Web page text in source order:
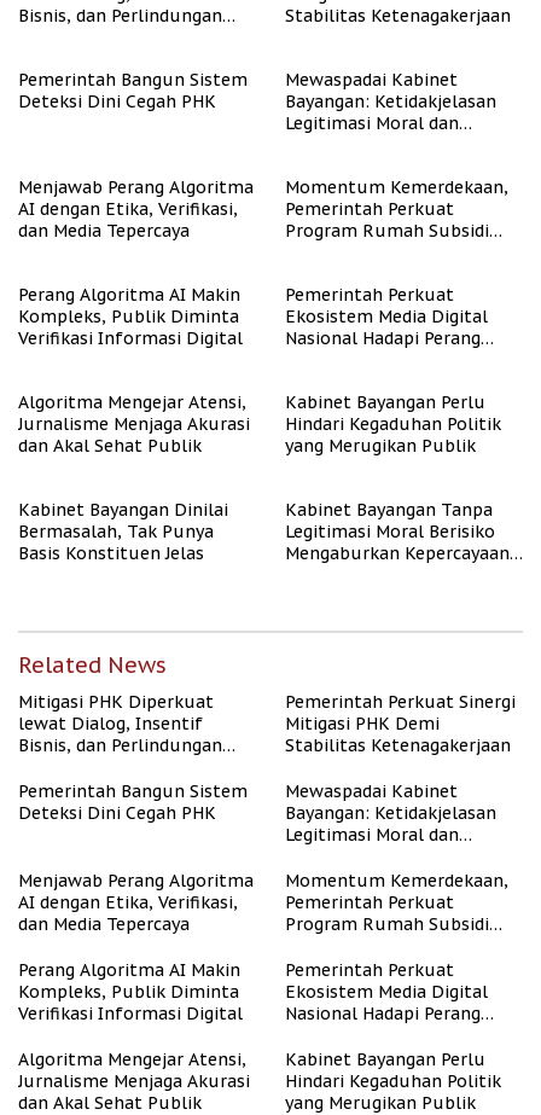
Bisnis, dan Perlindungan
Stabilitas Ketenagakerjaan
Pemerintah Bangun Sistem
Deteksi Dini Cegah PHK
Mewaspadai Kabinet
Bayangan: Ketidakjelasan
Legitimasi Moral dan
Menjawab Perang Algoritma
AI dengan Etika, Verifikasi,
dan Media Tepercaya
Momentum Kemerdekaan,
Pemerintah Perkuat
Program Rumah Subsidi
Perang Algoritma AI Makin
Kompleks, Publik Diminta
Verifikasi Informasi Digital
Pemerintah Perkuat
Ekosistem Media Digital
Nasional Hadapi Perang
Algoritma Mengejar Atensi,
Jurnalisme Menjaga Akurasi
dan Akal Sehat Publik
Kabinet Bayangan Perlu
Hindari Kegaduhan Politik
yang Merugikan Publik
Kabinet Bayangan Dinilai
Bermasalah, Tak Punya
Basis Konstituen Jelas
Kabinet Bayangan Tanpa
Legitimasi Moral Berisiko
Mengaburkan Kepercayaan
Related News
Mitigasi PHK Diperkuat
lewat Dialog, Insentif
Bisnis, dan Perlindungan
Pemerintah Perkuat Sinergi
Mitigasi PHK Demi
Stabilitas Ketenagakerjaan
Pemerintah Bangun Sistem
Deteksi Dini Cegah PHK
Mewaspadai Kabinet
Bayangan: Ketidakjelasan
Legitimasi Moral dan
Menjawab Perang Algoritma
AI dengan Etika, Verifikasi,
dan Media Tepercaya
Momentum Kemerdekaan,
Pemerintah Perkuat
Program Rumah Subsidi
Berpenghasilan Rendah
Perang Algoritma AI Makin
Kompleks, Publik Diminta
Verifikasi Informasi Digital
Pemerintah Perkuat
Ekosistem Media Digital
Nasional Hadapi Perang
Algoritma Mengejar Atensi,
Jurnalisme Menjaga Akurasi
dan Akal Sehat Publik
Kabinet Bayangan Perlu
Hindari Kegaduhan Politik
yang Merugikan Publik